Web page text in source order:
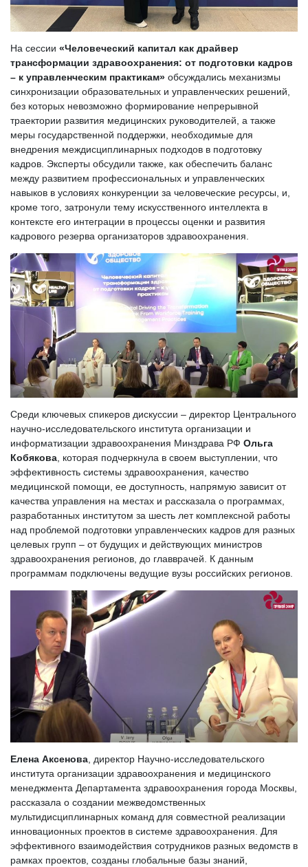
На сессии «Человеческий капитал как драйвер
трансформации здравоохранения: от подготовки кадров
– к управленческим практикам» обсуждались механизмы
синхронизации образовательных и управленческих решений,
без которых невозможно формирование непрерывной
траектории развития медицинских руководителей, а также
меры государственной поддержки, необходимые для
внедрения междисциплинарных подходов в подготовку
кадров. Эксперты обсудили также, как обеспечить баланс
между развитием профессиональных и управленческих
навыков в условиях конкуренции за человеческие ресурсы, и,
кроме того, затронули тему искусственного интеллекта в
контексте его интеграции в процессы оценки и развития
кадрового резерва организаторов здравоохранения.
Среди ключевых спикеров дискуссии – директор Центрального
научно-исследовательского института организации и
информатизации здравоохранения Минздрава РФ Ольга
Кобякова , которая подчеркнула в своем выступлении, что
эффективность системы здравоохранения, качество
медицинской помощи, ее доступность, напрямую зависит от
качества управления на местах и рассказала о программах,
разработанных институтом за шесть лет комплексной работы
над проблемой подготовки управленческих кадров для разных
целевых групп – от будущих и действующих министров
здравоохранения регионов, до главврачей. К данным
программам подключены ведущие вузы российских регионов.
Елена Аксенова , директор Научно-исследовательского
института организации здравоохранения и медицинского
менеджмента Департамента здравоохранения города Москвы,
рассказала о создании межведомственных
мультидисциплинарных команд для совместной реализации
инновационных проектов в системе здравоохранения. Для
эффективного взаимодействия сотрудников разных ведомств в
рамках проектов, созданы глобальные базы знаний,